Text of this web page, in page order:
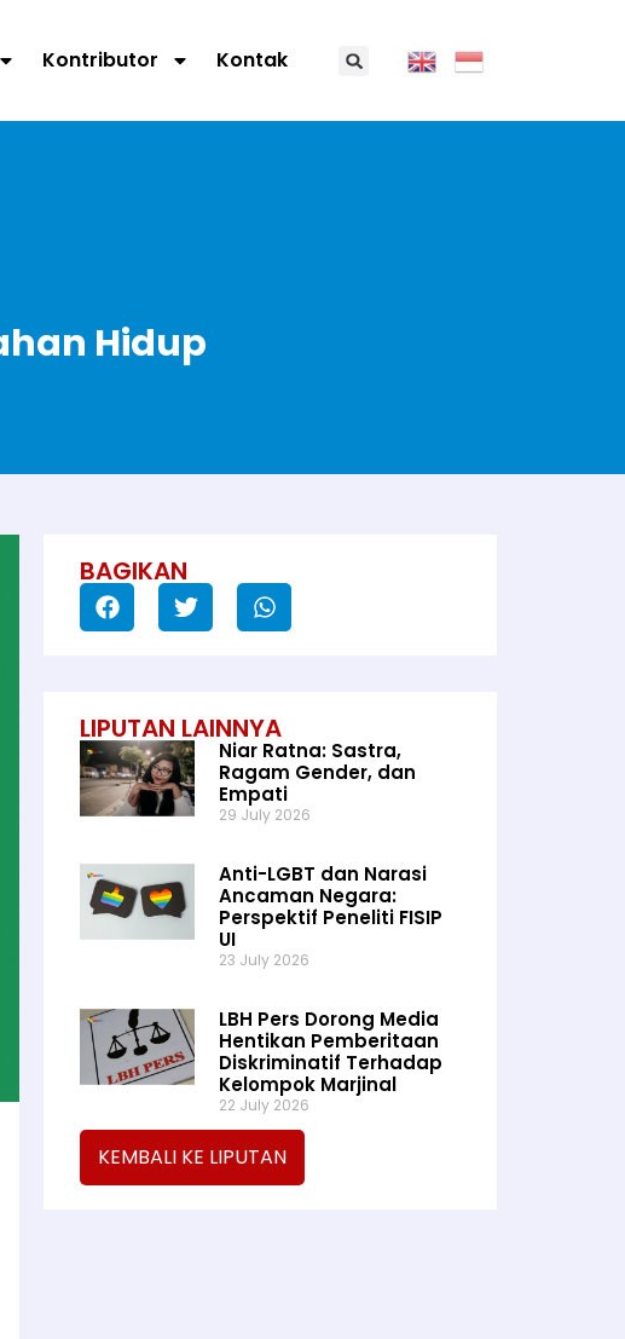
Kontributor Kontak
Hidup
BAGIKAN
LIPUTAN LAINNYA
Niar Ratna: Sastra,
Ragam Gender, dan
Empati
29 July 2026
Anti-LGBT dan Narasi
Ancaman Negara:
Perspektif Peneliti FISIP
UI
23 July 2026
LBH Pers Dorong Media
Hentikan Pemberitaan
Diskriminatif Terhadap
Kelompok Marjinal
22 July 2026
KEMBALI KE LIPUTAN